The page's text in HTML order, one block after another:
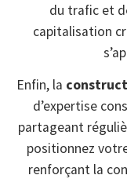
du trafic et
capitalisation
Enfin, la
d’expertise
partageant
positionnez
renforçant la